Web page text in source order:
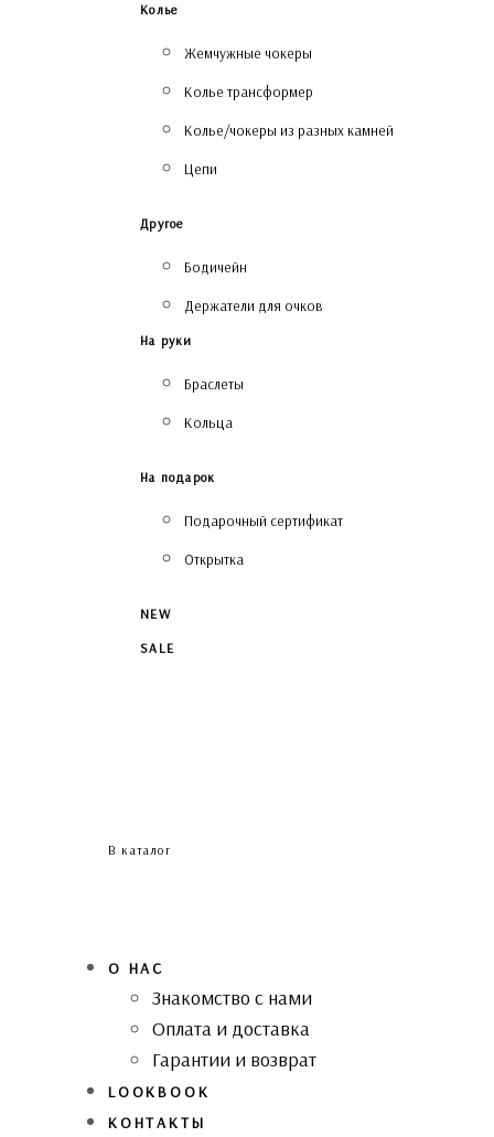
Колье
Жемчужные чокеры
Колье трансформер
Колье/чокеры из разных камней
Цепи
Другое
Бодичейн
Держатели для очков
На руки
Браслеты
Кольца
На подарок
Подарочный сертификат
Открытка
NEW
SALE
В каталог
О НАС
Знакомство с нами
Оплата и доставка
Гарантии и возврат
LOOKBOOK
КОНТАКТЫ